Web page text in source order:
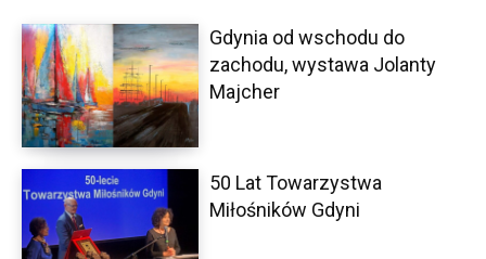
Gdynia od wschodu do
zachodu, wystawa Jolanty
Majcher
50 Lat Towarzystwa
Miłośników Gdyni